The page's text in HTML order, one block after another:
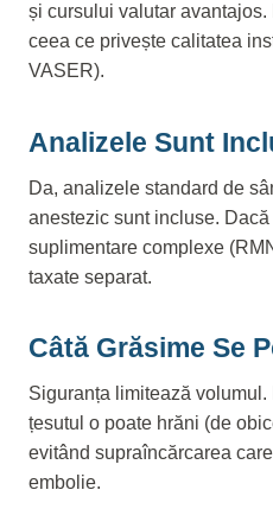
și cursului valutar
ceea ce privește calitatea
VASER).
Analizele Sunt
Da, analizele standard de
anestezic sunt incluse.
suplimentare complexe
taxate separat.
Câtă Grăsime Se
Siguranța limitează
țesutul o poate hrăni (de
evitând supraîncărcarea
embolie.